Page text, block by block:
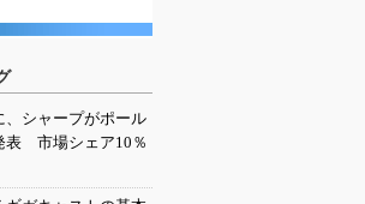
、シャープがポール
表 市場シェア10％